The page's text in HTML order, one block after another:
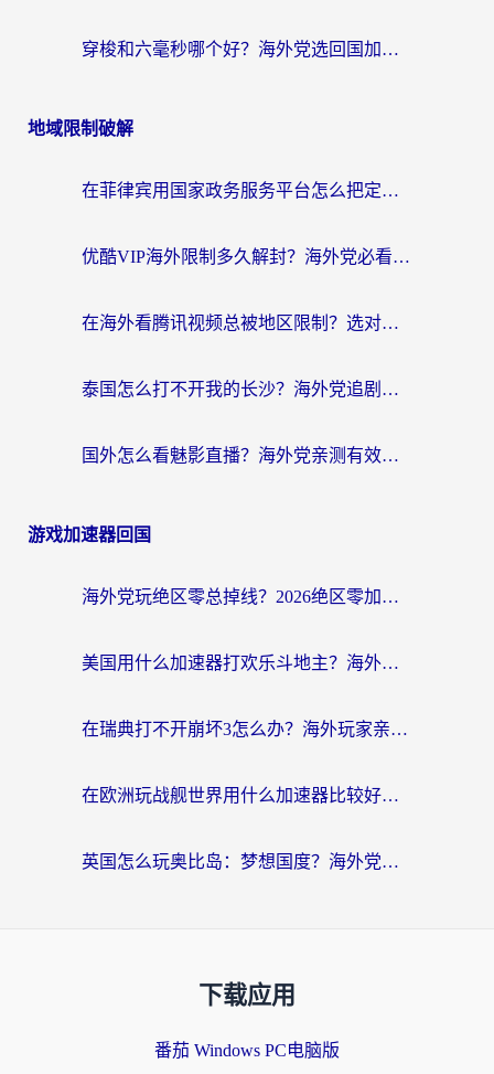
穿梭和六毫秒哪个好？海外党选回国加速器的避坑指南，附番茄加速器实测
地域限制破解
在菲律宾用国家政务服务平台怎么把定位修改到中国国内？3步解决+海外看剧听歌全攻略
优酷VIP海外限制多久解封？海外党必看的跨区难题一站式解决指南
在海外看腾讯视频总被地区限制？选对回国加速器，还能解决泰国政务网和蜻蜓FM卡顿问题
泰国怎么打不开我的长沙？海外党追剧看片的破局指南
国外怎么看魅影直播？海外党亲测有效的回国加速指南（附听歌、看央视VIP技巧）
游戏加速器回国
海外党玩绝区零总掉线？2026绝区零加速器推荐+跨平台国服游戏加速攻略
美国用什么加速器打欢乐斗地主？海外党亲测有效的国服游戏加速指南
在瑞典打不开崩坏3怎么办？海外玩家亲测有效的国服游戏加速指南
在欧洲玩战舰世界用什么加速器比较好用？老玩家亲测有效的低延迟方案
英国怎么玩奥比岛：梦想国度？海外党不卡攻略+加速器选择秘籍
下载应用
番茄 Windows PC电脑版